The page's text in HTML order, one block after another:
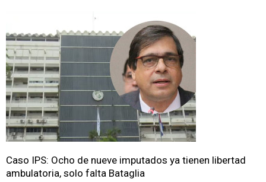
Caso IPS: Ocho de nueve imputados ya tienen libertad
ambulatoria, solo falta Bataglia